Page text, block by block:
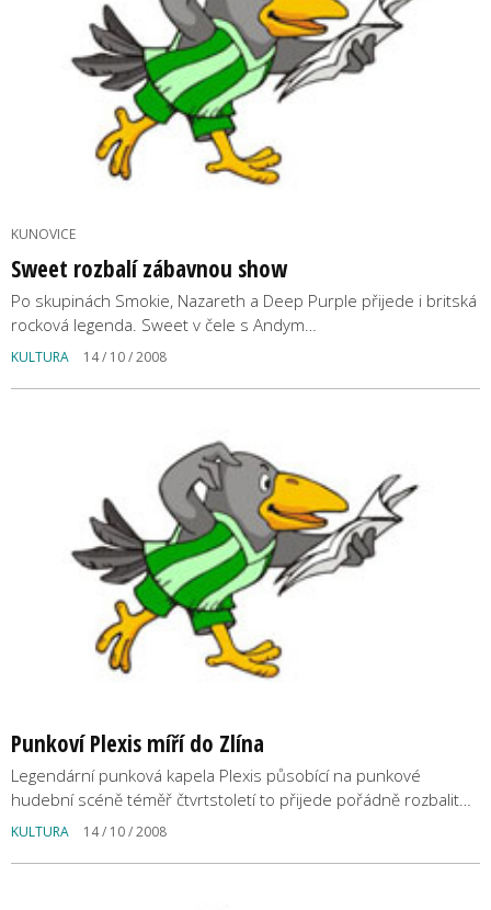
KUNOVICE
Sweet rozbalí zábavnou show
Po skupinách Smokie, Nazareth a Deep Purple přijede i britská
rocková legenda. Sweet v čele s Andym…
KULTURA 14 / 10 / 2008
Punkoví Plexis míří do Zlína
Legendární punková kapela Plexis působící na punkové
hudební scéně téměř čtvrtstoletí to přijede pořádně rozbalit…
KULTURA 14 / 10 / 2008